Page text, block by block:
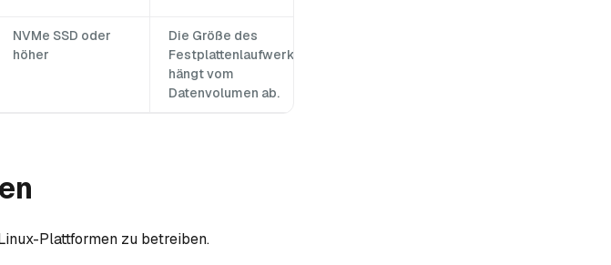
NVMe SSD oder
höher
Die Größe des
Festplattenlaufwerks
hängt vom
Datenvolumen ab.
Plattformen zu betreiben.